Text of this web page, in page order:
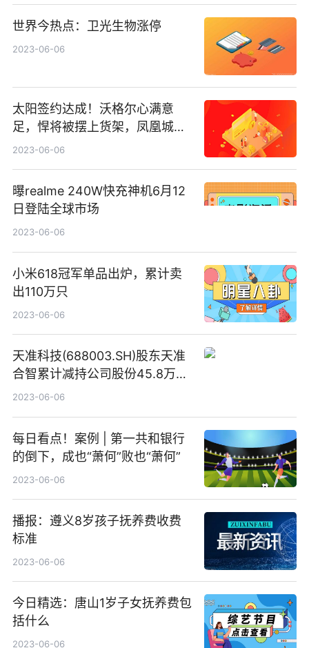
世界今热点：卫光生物涨停
2023-06-06
太阳签约达成！沃格尔心满意
足，悍将被摆上货架，凤凰城目
标明确
2023-06-06
曝realme 240W快充神机6月12
日登陆全球市场
2023-06-06
小米618冠军单品出炉，累计卖
出110万只
2023-06-06
天准科技(688003.SH)股东天准
合智累计减持公司股份45.8万股
_世界讯息
2023-06-06
每日看点！案例 | 第一共和银行
的倒下，成也“萧何”败也“萧何”
2023-06-06
播报：遵义8岁孩子抚养费收费
标准
2023-06-06
今日精选：唐山1岁子女抚养费包
括什么
2023-06-06